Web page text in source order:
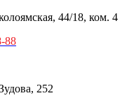
44/18, ком. 4
88
252